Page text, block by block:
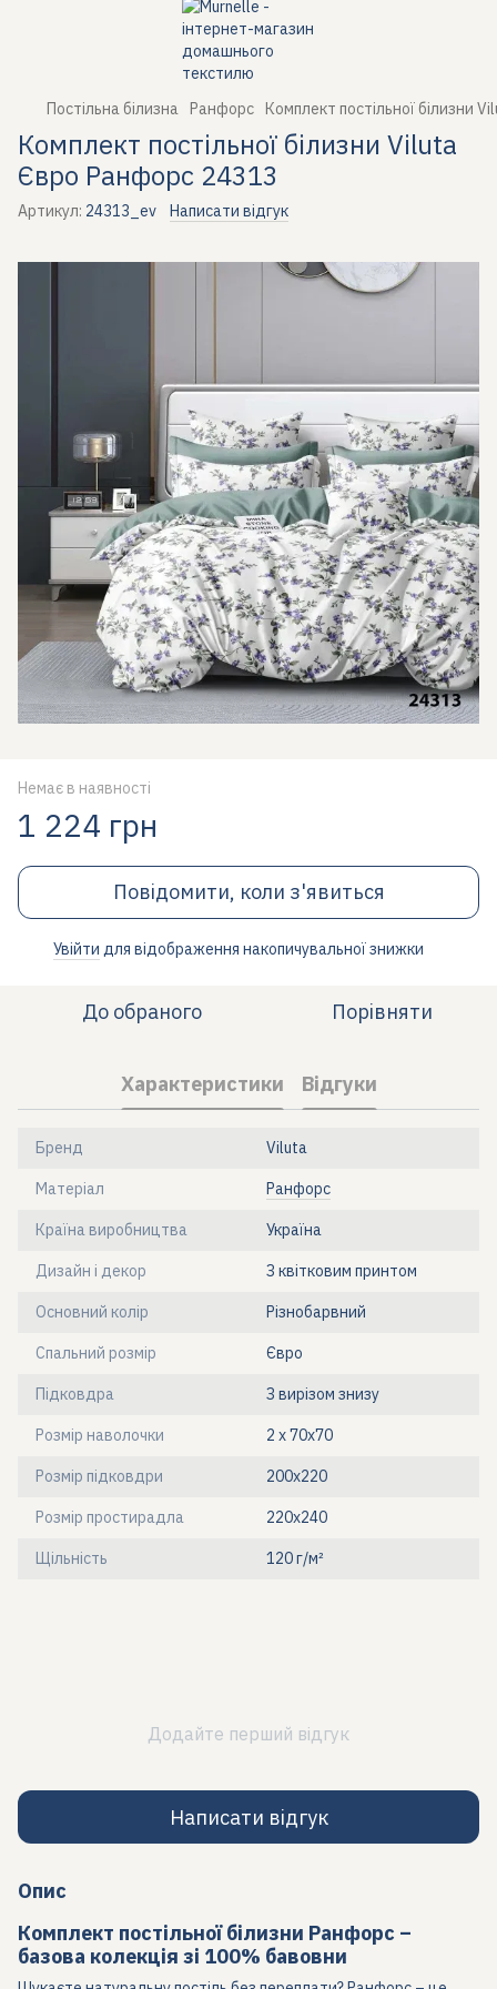
Постільна білизна Ранфорс Комплект постільної білизни
Комплект постільної білизни Viluta
Євро Ранфорс 24313
Артикул: 24313_ev Написати відгук
Немає в наявності
1 224 грн
Повідомити, коли з'явиться
Увійти для відображення накопичувальної знижки
До обраного Порівняти
Характеристики Відгуки
Бренд Viluta
Матеріал Ранфорс
Країна виробництва Україна
Дизайн і декор З квітковим принтом
Основний колір Різнобарвний
Спальний розмір Євро
Підковдра З вирізом знизу
Розмір наволочки 2 х 70х70
Розмір підковдри 200х220
Розмір простирадла 220х240
Щільність 120 г/м²
Додайте перший відгук
Написати відгук
Опис
Комплект постільної білизни Ранфорс –
базова колекція зі 100% бавовни